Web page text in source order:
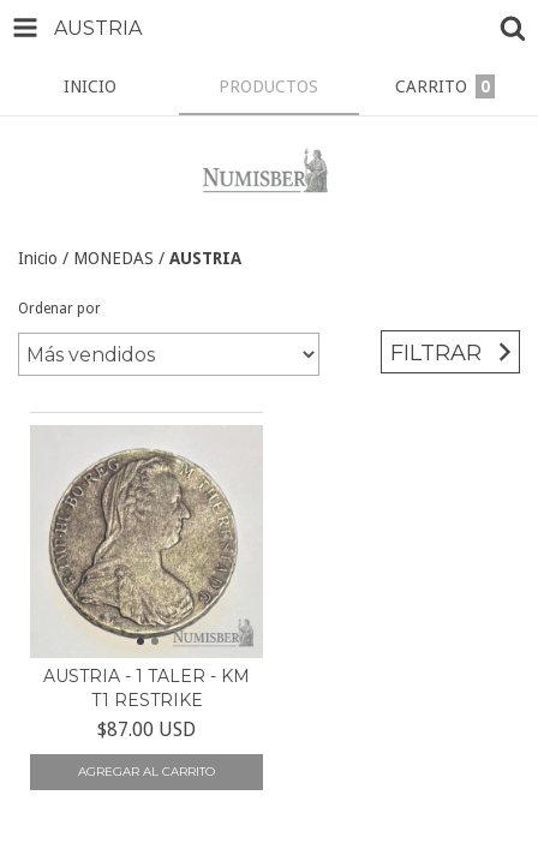
AUSTRIA
INICIO PRODUCTOS CARRITO 0
Inicio / MONEDAS / AUSTRIA
Ordenar por
FILTRAR
AUSTRIA - 1 TALER - KM
T1 RESTRIKE
$87.00 USD